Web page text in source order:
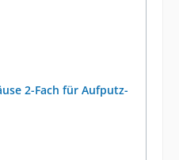
2-Fach für Aufputz-